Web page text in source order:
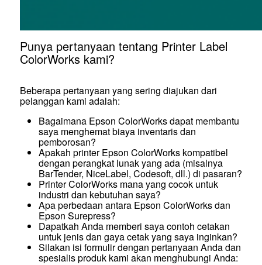
Punya pertanyaan tentang Printer Label
ColorWorks kami?
Beberapa pertanyaan yang sering diajukan dari
pelanggan kami adalah:
Bagaimana Epson ColorWorks dapat membantu
saya menghemat biaya inventaris dan
pemborosan?
Apakah printer Epson ColorWorks kompatibel
dengan perangkat lunak yang ada (misalnya
BarTender, NiceLabel, Codesoft, dll.) di pasaran?
Printer ColorWorks mana yang cocok untuk
industri dan kebutuhan saya?
Apa perbedaan antara Epson ColorWorks dan
Epson Surepress?
Dapatkah Anda memberi saya contoh cetakan
untuk jenis dan gaya cetak yang saya inginkan?
Silakan isi formulir dengan pertanyaan Anda dan
spesialis produk kami akan menghubungi Anda: